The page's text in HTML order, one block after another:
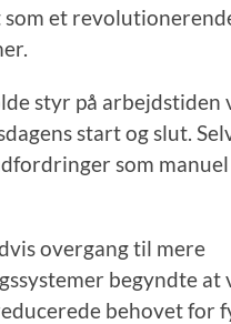
et
styr på arbejdstiden
start og slut.
som manuel
overgang til mere
begyndte at
behovet for